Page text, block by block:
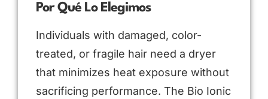
Por Qué Lo Elegimos
Individuals with damaged, color-
treated, or fragile hair need a dryer
that minimizes heat exposure without
sacrificing performance. The Bio Ionic